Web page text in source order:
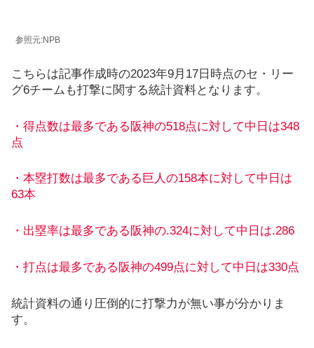
参照元:NPB
こちらは記事作成時の2023年9月17日時点のセ・リー
グ6チームも打撃に関する統計資料となります。
・得点数は最多である阪神の518点に対して中日は348
点
・本塁打数は最多である巨人の158本に対して中日は
63本
・出塁率は最多である阪神の.324に対して中日 は.286
・打点は最多である阪神の499点に対して中日は330点
統計資料の通り圧倒的に打撃力が無い事が分かりま
す。